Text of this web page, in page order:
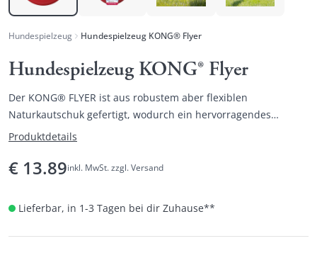
Hundespielzeug Hundespielzeug KONG® Flyer
Hundespielzeug KONG® Flyer
Der KONG® FLYER ist aus robustem aber flexiblen
Naturkautschuk gefertigt, wodurch ein hervorragendes
Flugverhalten der Frisbee ermöglicht wird.
Produktdetails
€ 13.89inkl. MwSt. zzgl. Versand
Lieferbar, in 1-3 Tagen bei dir Zuhause**